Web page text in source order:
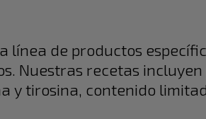
línea de productos
Nuestras recetas
y tirosina, contenido